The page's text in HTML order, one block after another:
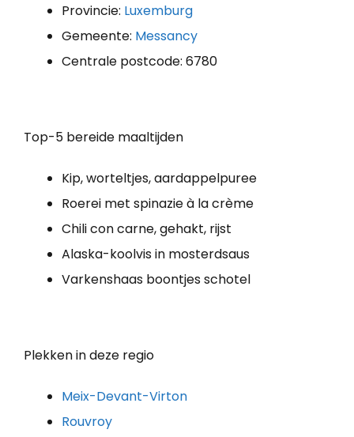
Provincie: Luxemburg
Gemeente: Messancy
Centrale postcode: 6780
Top-5 bereide maaltijden
Kip, worteltjes, aardappelpuree
Roerei met spinazie à la crème
Chili con carne, gehakt, rijst
Alaska-koolvis in mosterdsaus
Varkenshaas boontjes schotel
Plekken in deze regio
Meix-Devant-Virton
Rouvroy